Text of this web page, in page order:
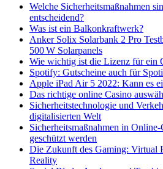
Welche Sicherheitsmaßnahmen
entscheidend?
Was ist ein Balkonkraftwerk?
Anker Solix Solarbank 2 Pro
500 W Solarpanels
Wie wichtig ist die Lizenz für ein
Spotify: Gutscheine auch für
Apple iPad Air 5 2022: Kann es
Das richtige online Casino
Sicherheitstechnologie und
digitalisierten Welt
Sicherheitsmaßnahmen in
geschützt werden
Die Zukunft des Gaming: Virtual
Reality